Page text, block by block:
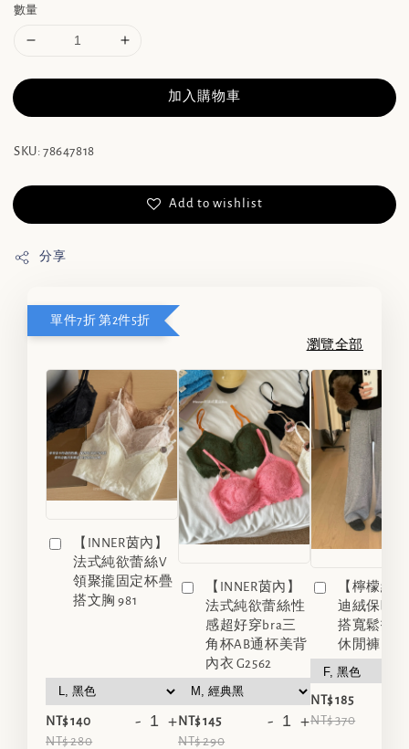
數量
加入購物車
SKU: 78647818
Add to wishlist
分享
單件7折 第2件5折
瀏覽全部
【INNER茵內】
法式純欲蕾絲V
領聚攏固定杯疊
搭文胸 981
NT$ 140
NT$ 280
- +
【INNER茵內】
法式純欲蕾絲性
感超好穿bra三
角杯AB通杯美背
內衣 G2562
NT$ 145
NT$ 290
- +
【檸檬綠
迪絨保暖
搭寬鬆拖
休閒褲 9323
NT$ 185
NT$ 370